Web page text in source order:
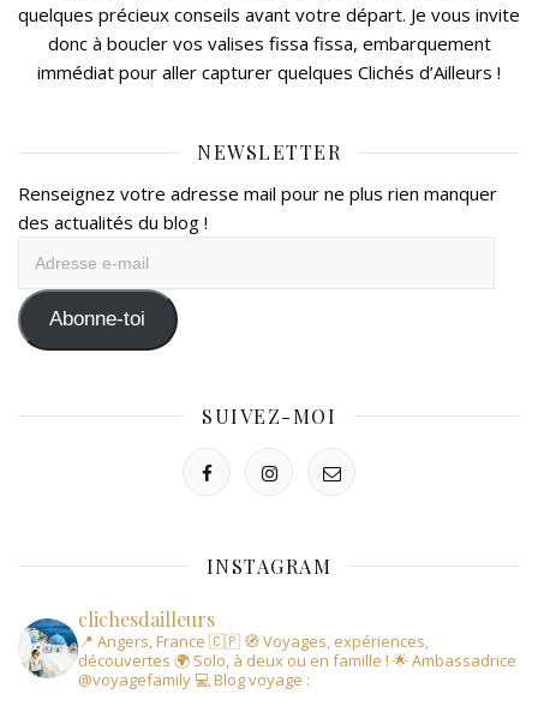
quelques précieux conseils avant votre départ. Je vous invite
donc à boucler vos valises fissa fissa, embarquement
immédiat pour aller capturer quelques Clichés d’Ailleurs !
NEWSLETTER
Renseignez votre adresse mail pour ne plus rien manquer
des actualités du blog !
mail Abonne-toi
SUIVEZ-MOI
INSTAGRAM
clichesdailleurs
📍 Angers, France 🇨🇵 🧭 Voyages, expériences,
découvertes 🌍 Solo, à deux ou en famille ! 🌟 Ambassadrice
@voyagefamily 💻 Blog voyage :